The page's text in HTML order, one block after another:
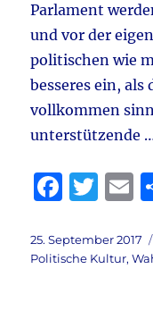
Parlament
und vor der
politischen wie
besseres ein, als
vollkommen
unterstützende
F
c
e
T
it
te
E
l
Veröffentlicht
am
25. September 2017
Politische Kultur,